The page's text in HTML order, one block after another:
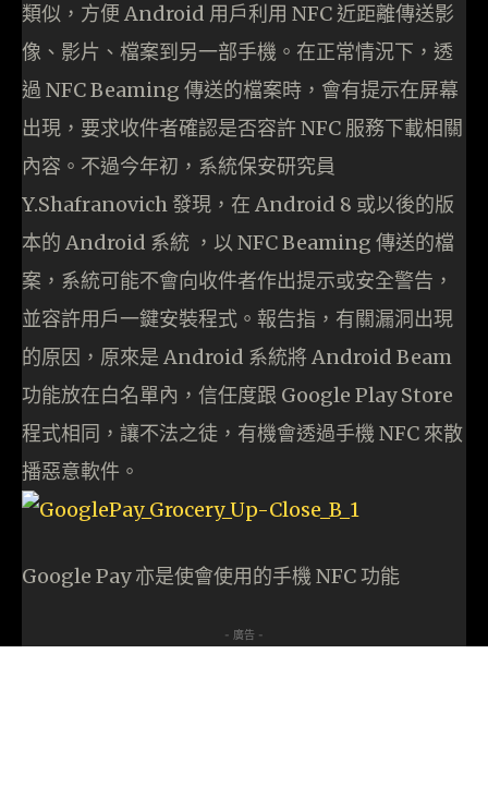
類似，方便 Android 用戶利用 NFC 近距離傳送影
像、影片、檔案到另一部手機。在正常情況下，透
過 NFC Beaming 傳送的檔案時，會有提示在屏幕
出現，要求收件者確認是否容許 NFC 服務下載相關
內容。不過今年初，系統保安研究員
Y.Shafranovich 發現，在 Android 8 或以後的版
本的 Android 系統 ，以 NFC Beaming 傳送的檔
案，系統可能不會向收件者作出提示或安全警告，
並容許用戶一鍵安裝程式。報告指，有關漏洞出現
的原因，原來是 Android 系統將 Android Beam
功能放在白名單內，信任度跟 Google Play Store
程式相同，讓不法之徒，有機會透過手機 NFC 來散
播惡意軟件。
Google Pay 亦是使會使用的手機 NFC 功能
- 廣告 -